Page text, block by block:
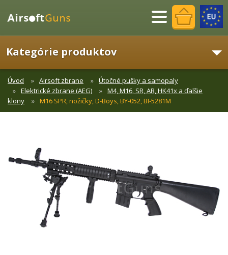
Menu
Kategórie produktov
Úvod Airsoft zbrane
Útočné pušky a samopaly
Elektrické zbrane (AEG)
M4, M16, SR, AR, HK41x a ďalšie
klony
M16 SPR, nožičky, D-Boys, BY-052, BI-5281M